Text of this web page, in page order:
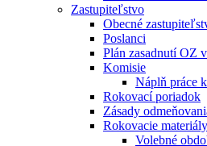
Zastupiteľstvo
Obecné
Poslanci
Plán zasadnutí OZ
Komisie
Náplň práce
Rokovací poriadok
Zásady
Rokovacie
Volebné